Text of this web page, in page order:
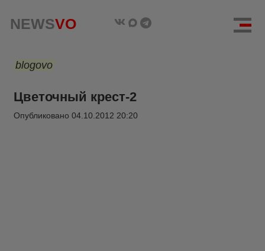
NEWSVO
blogovo
Цветочный крест-2
Опубликовано 04.10.2012 20:20